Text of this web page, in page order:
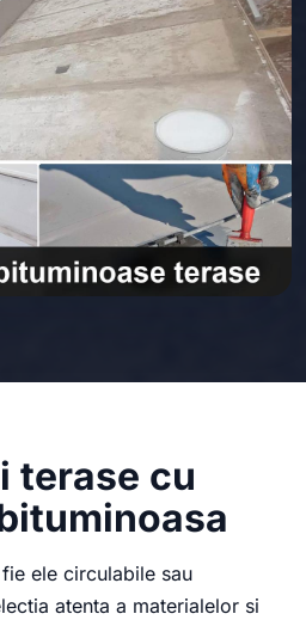
terase cu
ele circulabile sau
atenta a materialelor si